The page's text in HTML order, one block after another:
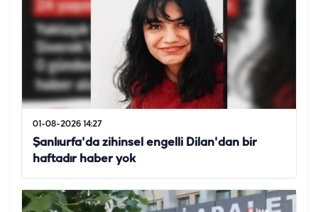
01-08-2026 14:27
Şanlıurfa'da zihinsel engelli Dilan'dan bir
haftadır haber yok